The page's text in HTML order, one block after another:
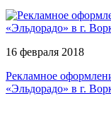
16 февраля 2018
Рекламное
«Эльдорадо» в г.